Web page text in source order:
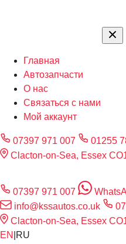
Главная
Автозапчасти
О нас
Связаться с нами
Мой аккаунт
07397 971 007 01255
Clacton-on-Sea, Essex
07397 971 007
info@kssautos.co.uk
Clacton-on-Sea, Essex
EN RU